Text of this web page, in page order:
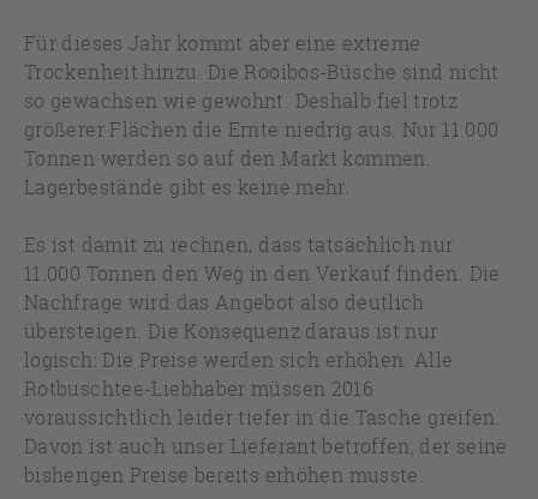
Für dieses Jahr kommt aber eine extreme
Trockenheit hinzu. Die Rooibos-Büsche sind nicht
so gewachsen wie gewohnt. Deshalb fiel trotz
größerer Flächen die Ernte niedrig aus. Nur 11.000
Tonnen werden so auf den Markt kommen.
Lagerbestände gibt es keine mehr.
Es ist damit zu rechnen, dass tatsächlich nur
11.000 Tonnen den Weg in den Verkauf finden. Die
Nachfrage wird das Angebot also deutlich
übersteigen. Die Konsequenz daraus ist nur
logisch: Die Preise werden sich erhöhen. Alle
Rotbuschtee-Liebhaber müssen 2016
voraussichtlich leider tiefer in die Tasche greifen.
Davon ist auch unser Lieferant betroffen, der seine
bisherigen Preise bereits erhöhen musste.